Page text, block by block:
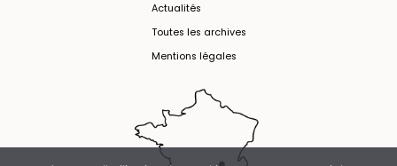
Actualités
Toutes les archives
Mentions légales